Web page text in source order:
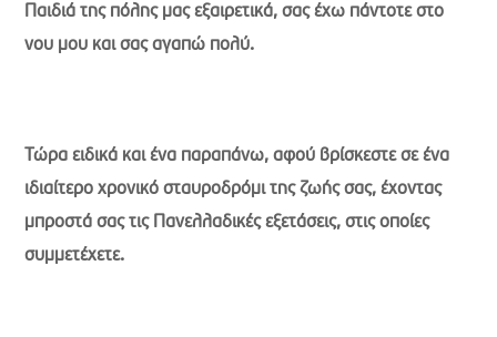
Παιδιά της πόλης μας εξαιρετικά, σας έχω πάντοτε στο
νου μου και σας αγαπώ πολύ.
Τώρα ειδικά και ένα παραπάνω, αφού βρίσκεστε σε ένα
ιδιαίτερο χρονικό σταυροδρόμι της ζωής σας, έχοντας
μπροστά σας τις Πανελλαδικές εξετάσεις, στις οποίες
συμμετέχετε.